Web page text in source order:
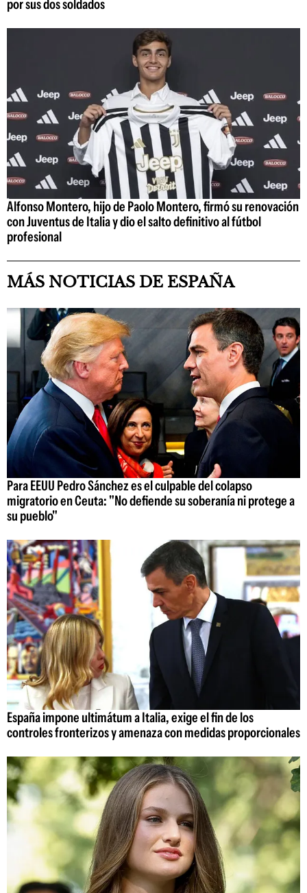
por sus dos soldados
Alfonso Montero, hijo de Paolo Montero, firmó su renovación
con Juventus de Italia y dio el salto definitivo al fútbol
profesional
MÁS NOTICIAS DE ESPAÑA
Para EEUU Pedro Sánchez es el culpable del colapso
migratorio en Ceuta: "No defiende su soberanía ni protege a
su pueblo"
España impone ultimátum a Italia, exige el fin de los
controles fronterizos y amenaza con medidas proporcionales